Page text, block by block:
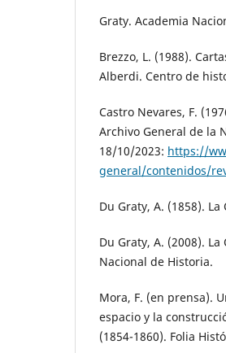
Graty. Academia
Brezzo, L. (1988).
Alberdi. Centro de
Castro Nevares, F.
Archivo General de la
18/10/2023: https://
general/contenidos/
Du Graty, A. (1858).
Du Graty, A. (2008).
Nacional de Historia.
Mora, F. (en prensa).
espacio y la
(1854-1860). Folia